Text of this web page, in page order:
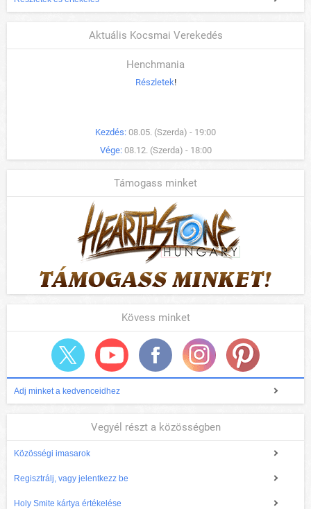
Aktuális Kocsmai Verekedés
Henchmania
Részletek!
Kezdés: 08.05. (Szerda) - 19:00
Vége: 08.12. (Szerda) - 18:00
Támogass minket
Kövess minket
Adj minket a kedvenceidhez
Vegyél részt a közösségben
Közösségi imasarok
Regisztrálj, vagy jelentkezz be
Holy Smite kártya értékelése